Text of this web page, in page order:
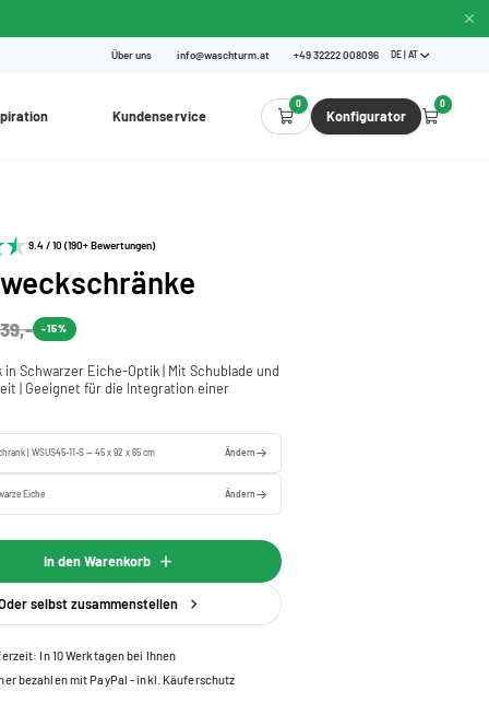
Über uns info@waschturm.at +49 32222 008096 DE | AT
Kundenservice
0
Konfigurator
0
9.4 / 10 (190+ Bewertungen)
-15%
Schwarzer Eiche-Optik | Mit Schublade und
| Geeignet für die Integration einer
| WSUS45-11-S — 45 x 92 x 65 cm Ändern
Eiche Ändern
In den Warenkorb
selbst zusammenstellen
In 10 Werktagen bei Ihnen
bezahlen mit PayPal - inkl. Käuferschutz